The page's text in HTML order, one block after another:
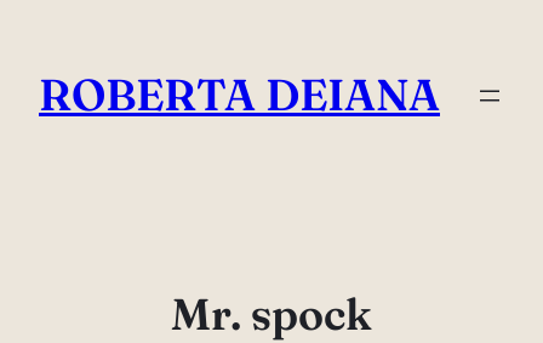
contenuto
ROBERTA DEIANA
Mr. spock